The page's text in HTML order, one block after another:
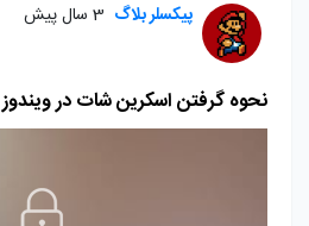
پیکسلر بلاگ 3 سال پیش
نحوه گرفتن اسکرین شات در ویندوز 10 و 11